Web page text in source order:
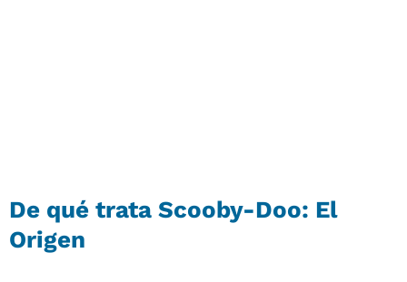
De qué trata Scooby-Doo: El
Origen